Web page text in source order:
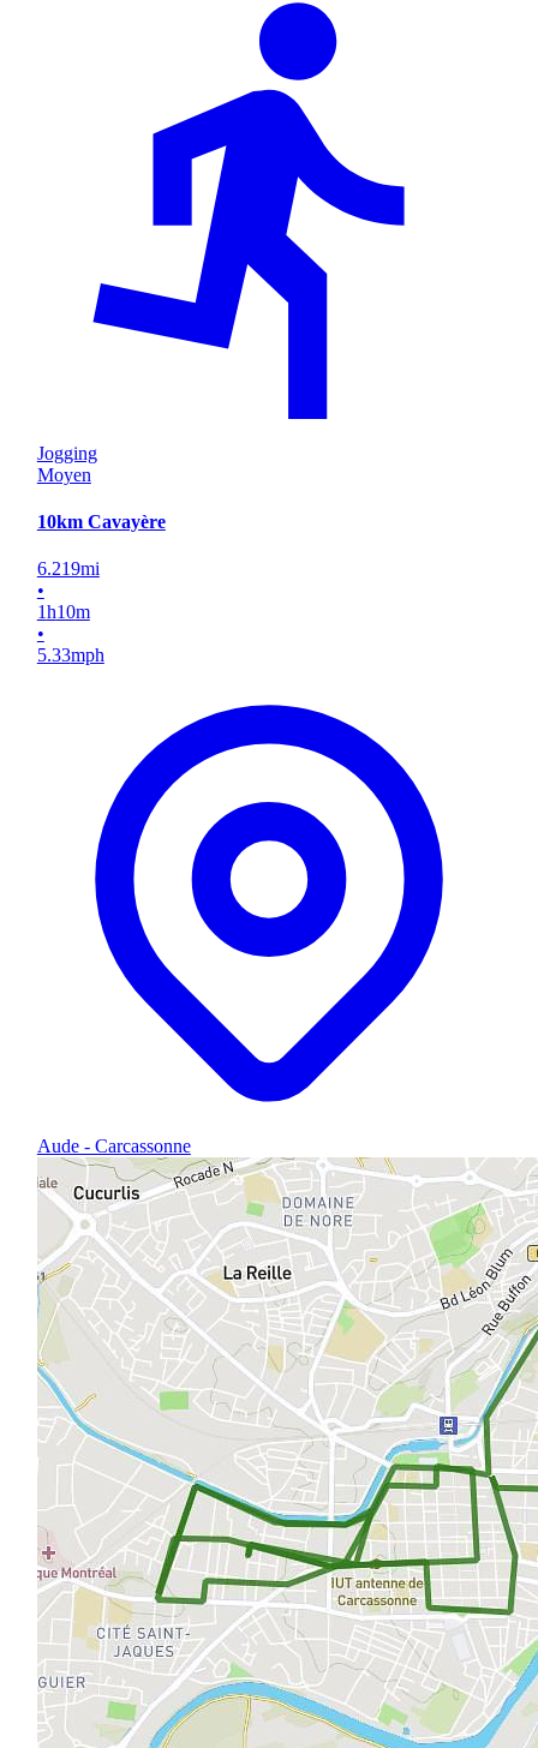
Jogging
Moyen
10km Cavayère
6.219mi
•
1h10m
•
5.33mph
Aude - Carcassonne